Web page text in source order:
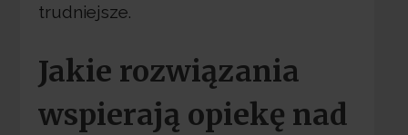
trudniejsze.
Jakie rozwiązania
wspierają opiekę nad